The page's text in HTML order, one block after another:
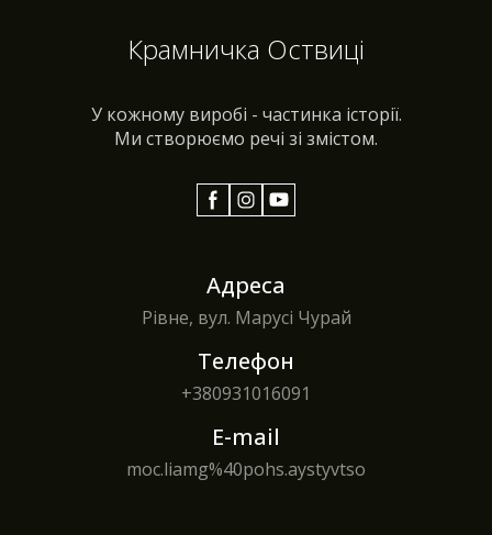
Крамничка Оствиці
У кожному виробі - частинка історії.
Ми створюємо речі зі змістом.
Адреса
Рівне, вул. Марусі Чурай
Телефон
+380931016091
E-mail
moc.liamg%40pohs.aystyvtso